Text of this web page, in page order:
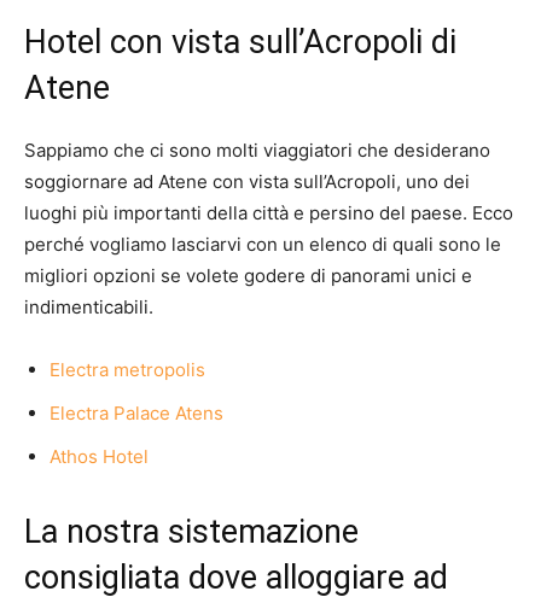
Hotel con vista sull’Acropoli di
Atene
Sappiamo che ci sono molti viaggiatori che desiderano
soggiornare ad Atene con vista sull’Acropoli, uno dei
luoghi più importanti della città e persino del paese. Ecco
perché vogliamo lasciarvi con un elenco di quali sono le
migliori opzioni se volete godere di panorami unici e
indimenticabili.
Electra metropolis
Electra Palace Atens
Athos Hotel
La nostra sistemazione
consigliata dove alloggiare ad